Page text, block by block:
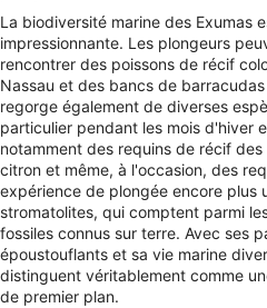
La biodiversité marine des Exumas
impressionnante. Les plongeurs
rencontrer des poissons de récif
Nassau et des bancs de
regorge également de diverses
particulier pendant les mois d'hiver
notamment des requins de récif
citron et même, à l'occasion, des
expérience de plongée encore plus
stromatolites, qui comptent parmi
fossiles connus sur terre. Avec ses
époustouflants et sa vie marine
distinguent véritablement comme
de premier plan.